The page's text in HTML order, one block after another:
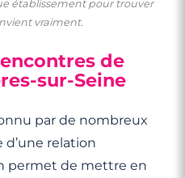
établissement pour trouver
vraiment.
de
sur-Seine
par de nombreux
d’une relation
permet de mettre en